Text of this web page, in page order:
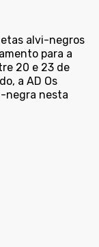
alvi-negros
para a
20 e 23 de
a AD Os
negra nesta